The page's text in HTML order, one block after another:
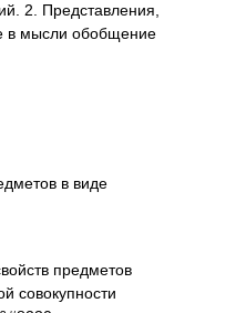
2. Представления,
в мысли обобщение
в виде
предметов
совокупности